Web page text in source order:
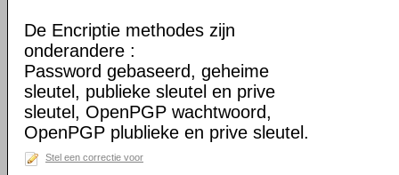
De Encriptie methodes zijn
onderandere :
Password gebaseerd, geheime
sleutel, publieke sleutel en prive
sleutel, OpenPGP wachtwoord,
OpenPGP plublieke en prive sleutel.
Stel een correctie voor